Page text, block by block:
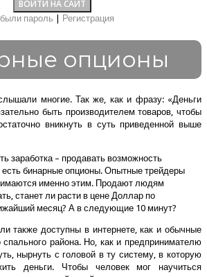
пароль Регистрация
опционы
многие. Так же, как и фразу: «Деньги
быть производителем товаров, чтобы
вникнуть в суть приведенной выше
заработка – продавать возможность
есть бинарные опционы. Опытные трейдеры
именно этим. Продают людям
станет ли расти в цене Доллар по
месяц? А в следующие 10 минут?
также доступны в интернете, как и обычные
района. Но, как и предпринимателю
нырнуть с головой в ту систему, в которую
деньги. Чтобы человек мог научиться